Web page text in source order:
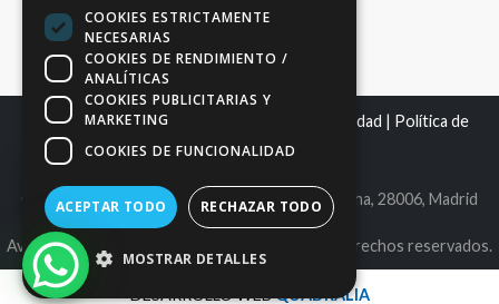
Mapa del sitio|Aviso Legal Política de Privacidad | Política de
Cookies
C.I.F. B86980612 | C/ Maldonado 25, bajo derecha, 28006, Madrid
Avantage Capital EAFN, S.L. © 2026. Todos los derechos reservados.
DESARROLLO WEBQUADRALIA
COOKIES ESTRICTAMENTE
NECESARIAS
COOKIES DE RENDIMIENTO /
ANALÍTICAS
COOKIES PUBLICITARIAS Y
MARKETING
COOKIES DE FUNCIONALIDAD
ACEPTAR TODO RECHAZAR TODO
MOSTRAR DETALLES